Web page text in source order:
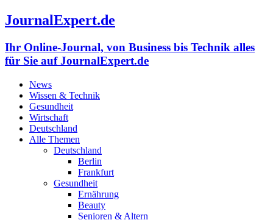
JournalExpert.de
Ihr Online-Journal, von Business bis Technik alles
für Sie auf JournalExpert.de
News
Wissen & Technik
Gesundheit
Wirtschaft
Deutschland
Alle Themen
Deutschland
Berlin
Frankfurt
Gesundheit
Ernährung
Beauty
Senioren & Altern